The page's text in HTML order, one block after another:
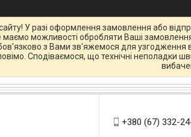
У разі оформлення замовлення або
можливості обробляти Ваші
з Вами зв'яжемося для
Сподіваємося, що технічні неполадки
+380 (67) 332-